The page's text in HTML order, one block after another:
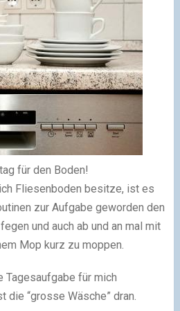
für den Boden!
Fliesenboden besitze, ist es
zur Aufgabe geworden den
und auch ab und an mal mit
Mop kurz zu moppen.
für mich
die “grosse Wäsche” dran.